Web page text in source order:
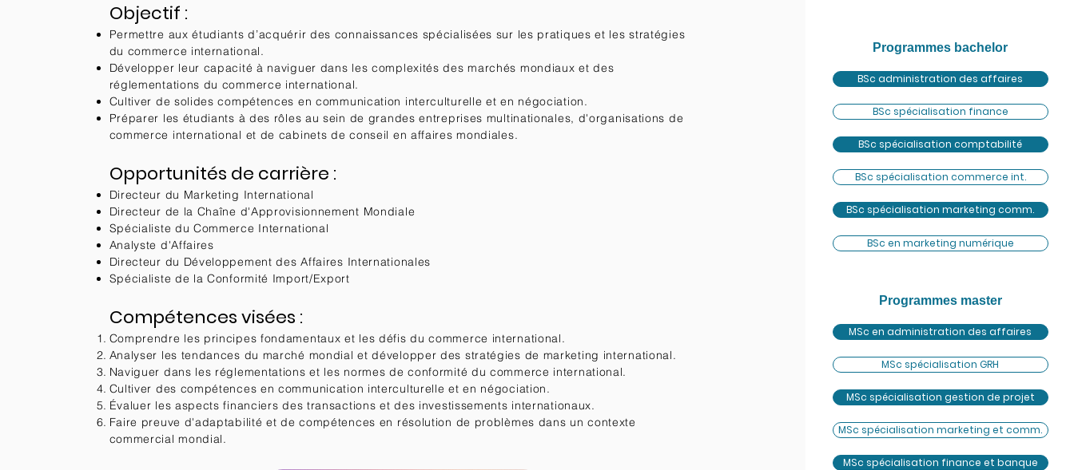
Objectif :
Permettre aux étudiants d’acquérir des connaissances spécialisées sur les pratiques et les stratégies
du commerce international.
Développer leur capacité à naviguer dans les complexités des marchés mondiaux et des
réglementations du commerce international.
Cultiver de solides compétences en communication interculturelle et en négociation.
Préparer les étudiants à des rôles au sein de grandes entreprises multinationales, d'organisations de
commerce international et de cabinets de conseil en affaires mondiales.
Opportunités de carrière :
Directeur du Marketing International
Directeur de la Chaîne d'Approvisionnement Mondiale
Spécialiste du Commerce International
Analyste d'Affaires
Directeur du Développement des Affaires Internationales
Spécialiste de la Conformité Import/Export
Compétences visées :
Comprendre les principes fondamentaux et les défis du commerce international.
Analyser les tendances du marché mondial et développer des stratégies de marketing international.
Naviguer dans les réglementations et les normes de conformité du commerce international.
Cultiver des compétences en communication interculturelle et en négociation.
Évaluer les aspects financiers des transactions et des investissements internationaux.
Faire preuve d'adaptabilité et de compétences en résolution de problèmes dans un contexte
commercial mondial.
Programmes bachelor
BSc administration des affaires
BSc spécialisation finance
BSc spécialisation comptabilité
BSc spécialisation commerce int.
BSc spécialisation marketing comm.
BSc en marketing numérique
Programmes master
MSc en administration des affaires
MSc spécialisation GRH
MSc spécialisation gestion de projet
MSc spécialisation marketing et comm.
MSc spécialisation finance et banque